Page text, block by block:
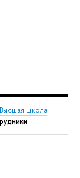
школа